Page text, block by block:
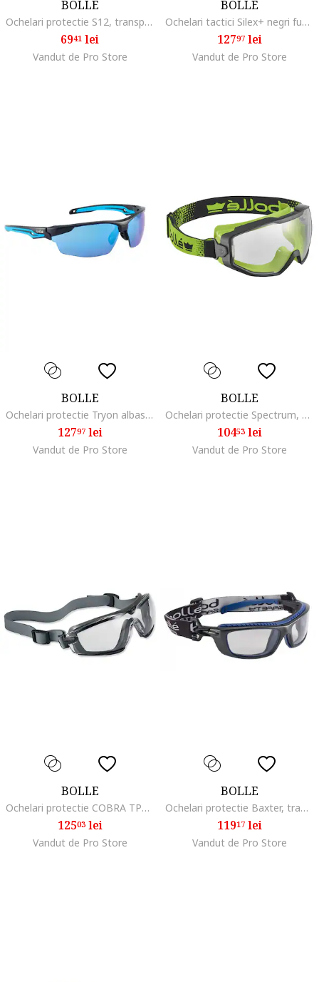
BOLLE
Ochelari protectie S12, transparent, 2mm, 22g
6941 lei
Vandut de Pro Store
BOLLE
Ochelari tactici Silex+ negri fumurii 13x113mm
12797lei
Vandut de Pro Store
BOLLE
Ochelari protectie Tryon albastru negru 26g 2,2mm
12797lei
Vandut de Pro Store
BOLLE
Ochelari protectie Spectrum, transparent, 2,5mm, negru-verde, 83g
10453lei
Vandut de Pro Store
BOLLE
Ochelari protectie COBRA TPR, compacti, negru, 34g
12503lei
Vandut de Pro Store
BOLLE
Ochelari protectie Baxter, transparenti, reglabil, 52g
11917lei
Vandut de Pro Store